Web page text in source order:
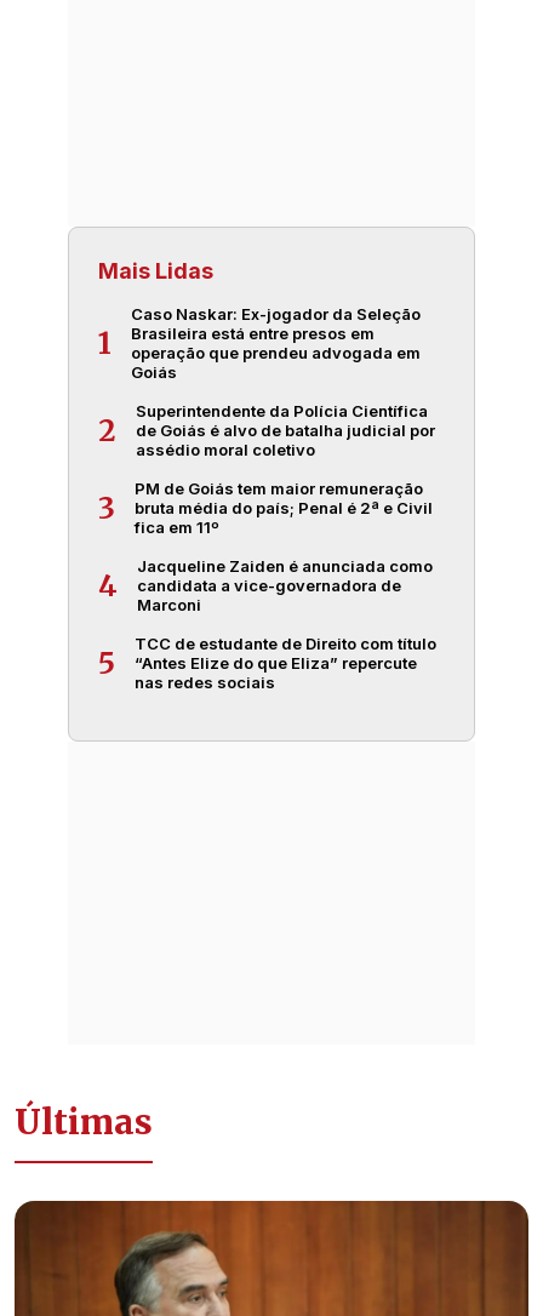
Mais Lidas
1
Caso Naskar: Ex-jogador da Seleção
Brasileira está entre presos em
operação que prendeu advogada em
Goiás
2
Superintendente da Polícia Científica
de Goiás é alvo de batalha judicial por
assédio moral coletivo
3
PM de Goiás tem maior remuneração
bruta média do país; Penal é 2ª e Civil
fica em 11º
4
Jacqueline Zaiden é anunciada como
candidata a vice-governadora de
Marconi
5
TCC de estudante de Direito com título
“Antes Elize do que Eliza” repercute
nas redes sociais
Últimas